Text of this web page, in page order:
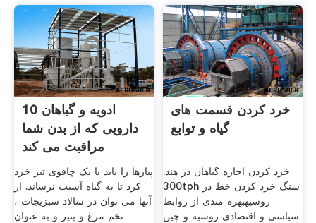
10 ادویه و گیاهان
دارویی که از بدن شما
مراقبت می کند
پیازها را باید با یک چاقوی تیز خرد
کرد تا به گیاه آسیب نرساند. از
آنها می توان در سالاد سبزیجات ،
تخم مرغ و پنیر و به عنوان
خرد کردن قسمت های
گیاه و توابع
خرد کردن اجاره گیاهان در هند.
300tph سنگ خرد کردن خط در
روسیهبهره مندی از روابط
سیاسی و اقتصادی روسیه و چین